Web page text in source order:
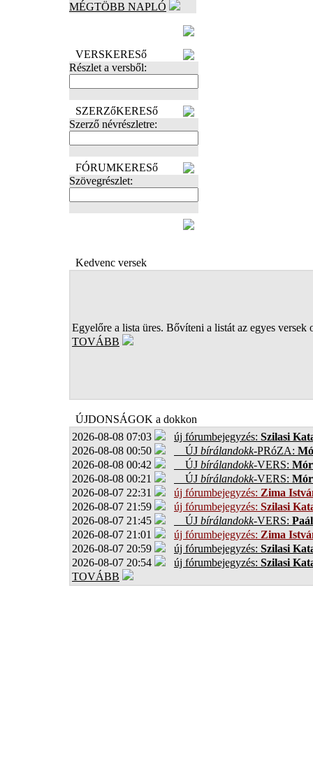
MÉGTÖBB NAPLÓ
VERSKERESő
Részlet a versből:
SZERZőKERESő
Szerző névrészletre:
FÓRUMKERESő
Szövegrészlet:
Kedvenc versek
Egyelőre a lista üres. Bővíteni a listát az egyes versek
TOVÁBB
ÚJDONSÁGOK a dokkon
2026-08-08 07:03
új fórumbejegyzés: Szilasi
2026-08-08 00:50
ÚJ bírálandokk-PRóZA:
2026-08-08 00:42
ÚJ bírálandokk-VERS:
2026-08-08 00:21
ÚJ bírálandokk-VERS:
2026-08-07 22:31
új fórumbejegyzés: Zima
2026-08-07 21:59
új fórumbejegyzés: Szilasi
2026-08-07 21:45
ÚJ bírálandokk-VERS:
2026-08-07 21:01
új fórumbejegyzés: Zima
2026-08-07 20:59
új fórumbejegyzés: Szilasi
2026-08-07 20:54
új fórumbejegyzés: Szilasi
TOVÁBB